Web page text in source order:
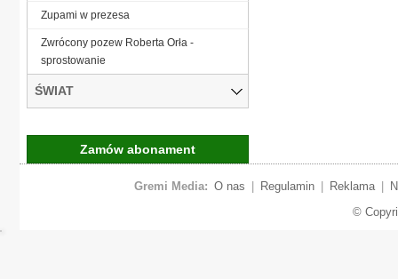
Zupami w prezesa
Zwrócony pozew Roberta Orła -
sprostowanie
ŚWIAT
Zamów abonament
Gremi Media: O nas Regulamin Reklama
©